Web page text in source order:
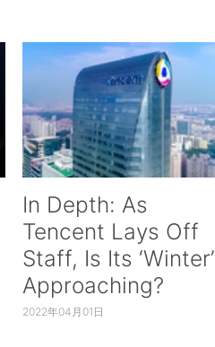
In Depth: As
Tencent Lays Off
Staff, Is Its ‘Winter’
Approaching?
2022年04月01日